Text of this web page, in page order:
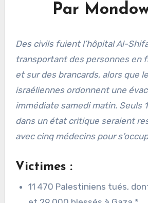
Par
Des civils fuient l’hôpital Al-
transportant des personnes en
et sur des brancards, alors que
israéliennes ordonnent une
immédiate samedi matin. Seuls
dans un état critique seraient
avec cinq médecins pour
Victimes :
11 470 Palestiniens tués,